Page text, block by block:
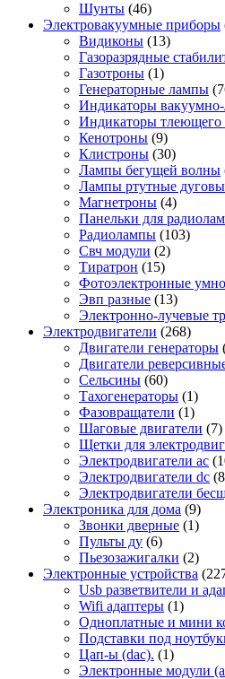
Шунты (46)
Электровакуумные приборы
Видиконы (13)
Газоразрядные
Газотроны (1)
Генераторные лампы
Индикаторы
Индикаторы тлеющего
Кенотроны (9)
Клистроны (30)
Лампы бегущей волны
Лампы ртутные
Магнетроны (4)
Панельки для
Радиолампы (103)
Свч модули (2)
Тиратрон (15)
Фотоэлектронные
Эвп разные (13)
Электронно-лучевые
Электродвигатели (268)
Двигатели генераторы
Двигатели
Сельсины (60)
Тахогенераторы (1)
Фазовращатели (1)
Шаговые двигатели (7)
Щетки для
Электродвигатели ac
Электродвигатели dc
Электродвигатели
Электроника для дома (9)
Звонки дверные (1)
Пульты ду (6)
Пьезозажигалки (2)
Электронные устройства
Usb разветвители и
Wifi адаптеры (1)
Одноплатные и мини
Подставки под
Цап-ы (dac). (1)
Электронные модули